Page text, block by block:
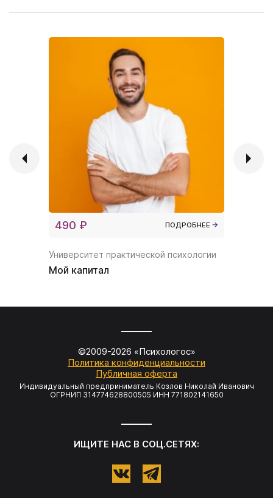
490 ₽ ПОДРОБНЕЕ
Университет практической психологии
Мой капитал
©2009-2026 «Психологос»
Политика конфиденциальности
Публичная оферта
Индивидуальный предприниматель Козлов Николай Иванович
ОГРНИП 314774628800505 ИНН 771802141650
ИЩИТЕ НАС В СОЦ.СЕТЯХ: